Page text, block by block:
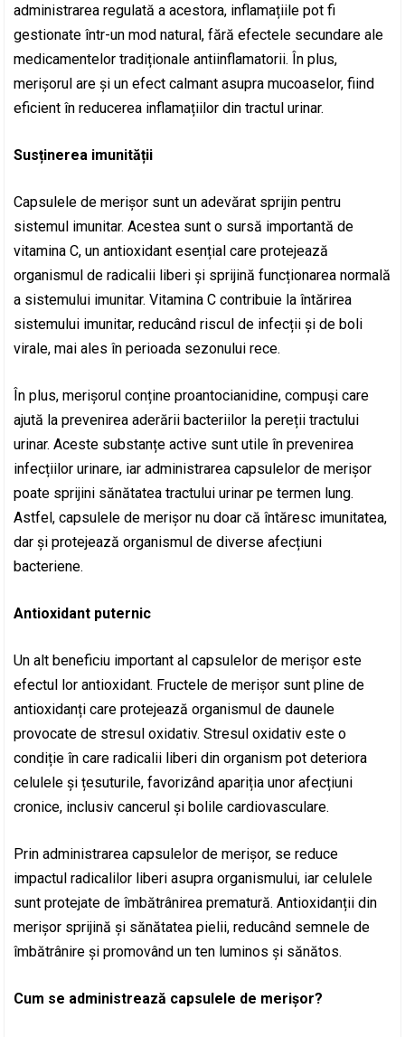
administrarea regulată a acestora, inflamațiile pot fi
gestionate într-un mod natural, fără efectele secundare ale
medicamentelor tradiționale antiinflamatorii. În plus,
merișorul are și un efect calmant asupra mucoaselor, fiind
eficient în reducerea inflamațiilor din tractul urinar.
Susținerea imunității
Capsulele de merișor sunt un adevărat sprijin pentru
sistemul imunitar. Acestea sunt o sursă importantă de
vitamina C, un antioxidant esențial care protejează
organismul de radicalii liberi și sprijină funcționarea normală
a sistemului imunitar. Vitamina C contribuie la întărirea
sistemului imunitar, reducând riscul de infecții și de boli
virale, mai ales în perioada sezonului rece.
În plus, merișorul conține proantocianidine, compuși care
ajută la prevenirea aderării bacteriilor la pereții tractului
urinar. Aceste substanțe active sunt utile în prevenirea
infecțiilor urinare, iar administrarea capsulelor de merișor
poate sprijini sănătatea tractului urinar pe termen lung.
Astfel, capsulele de merișor nu doar că întăresc imunitatea,
dar și protejează organismul de diverse afecțiuni
bacteriene.
Antioxidant puternic
Un alt beneficiu important al capsulelor de merișor este
efectul lor antioxidant. Fructele de merișor sunt pline de
antioxidanți care protejează organismul de daunele
provocate de stresul oxidativ. Stresul oxidativ este o
condiție în care radicalii liberi din organism pot deteriora
celulele și țesuturile, favorizând apariția unor afecțiuni
cronice, inclusiv cancerul și bolile cardiovasculare.
Prin administrarea capsulelor de merișor, se reduce
impactul radicalilor liberi asupra organismului, iar celulele
sunt protejate de îmbătrânirea prematură. Antioxidanții din
merișor sprijină și sănătatea pielii, reducând semnele de
îmbătrânire și promovând un ten luminos și sănătos.
Cum se administrează capsulele de merișor?